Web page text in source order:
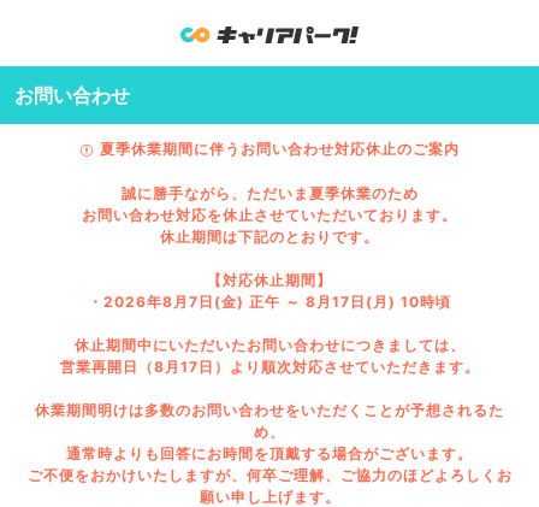
お問い合わせ
夏季休業期間に伴うお問い合わせ対応休止のご案内
誠に勝手ながら、ただいま夏季休業のため
お問い合わせ対応を休止させていただいております。
休止期間は下記のとおりです。
【対応休止期間】
・2026年8月7日(金) 正午 ～ 8月17日(月) 10時頃
休止期間中にいただいたお問い合わせにつきましては、
営業再開日（8月17日）より順次対応させていただきます。
休業期間明けは多数のお問い合わせをいただくことが予想されるた
め、
通常時よりも回答にお時間を頂戴する場合がございます。
ご不便をおかけいたしますが、何卒ご理解、ご協力のほどよろしくお
願い申し上げます。